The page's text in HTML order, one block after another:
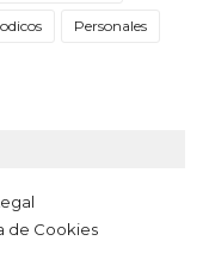
Personales
de Cookies